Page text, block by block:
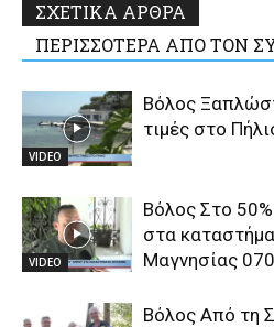
ΣΧΕΤΙΚΑ ΑΡΘΡΑ
ΠΕΡΙΣΣΟΤΕΡΑ ΑΠΟ ΤΟΝ
VIDEO
Βόλος
τιμές στο
VIDEO
Βόλος Στο
στα
Μαγνησίας
Βόλος Από τη